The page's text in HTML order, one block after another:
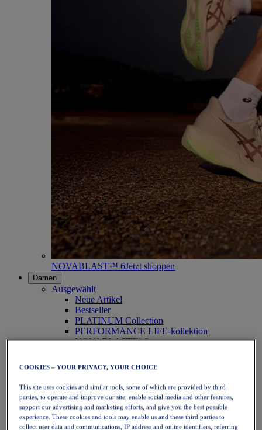
NOVABLAST™ 6Jetzt shoppen
Damen
Ausgewählt
Neue Artikel
Bestseller
PLATINUM Collection
PERFORMANCE LIFE-kollektion
NOVABLAST™ 6
Laufen
Trailrunning
Tennis
Volleyball
Handball
Padel
Korbball
COOKIES – YOUR PRIVACY, YOUR CHOICE
This site uses cookies and similar tools, some of which are provided by third
parties, to operate and improve our site, enable social media and other features,
support our advertising and marketing efforts, and give you the best possible
experience. These cookies and tools may enable us and these third parties to
collect user data and communications, IP address and online identifiers, referring